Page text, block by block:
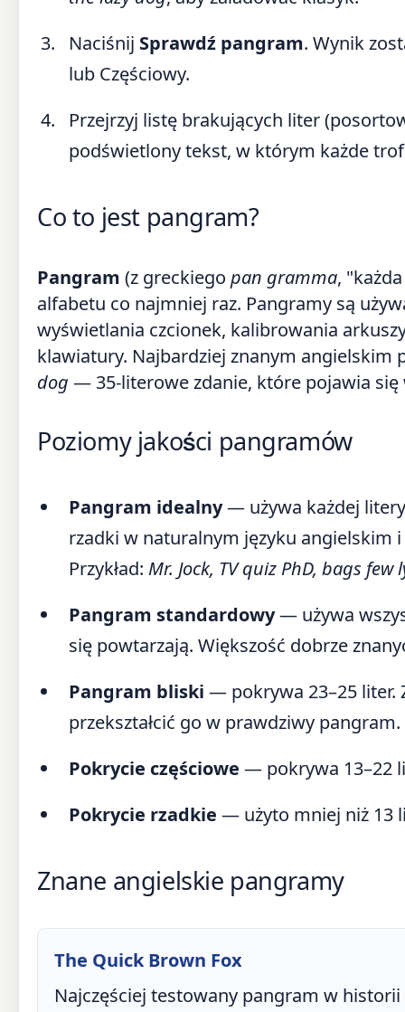
Naciśnij Sprawdź pangram. Wynik
lub Częściowy.
Przejrzyj listę brakujących liter
podświetlony tekst, w którym każde
Co to jest pangram?
Pangram (z greckiego pan gramma,
alfabetu co najmniej raz. Pangramy są
wyświetlania czcionek, kalibrowania
klawiatury. Najbardziej znanym angielskim
dog — 35-literowe zdanie, które pojawia się
Poziomy jakości pangramów
Pangram idealny— używa każdej litery
rzadki w naturalnym języku angielskim
Przykład: Mr. Jock, TV quiz PhD, bags few
Pangram standardowy— używa
się powtarzają. Większość dobrze
Pangram bliski — pokrywa 23–25 liter.
przekształcić go w prawdziwy pangram.
Pokrycie częściowe — pokrywa 13–22
Pokrycie rzadkie — użyto mniej niż 13
Znane angielskie pangramy
The Quick Brown Fox
Najczęściej testowany pangram w historii